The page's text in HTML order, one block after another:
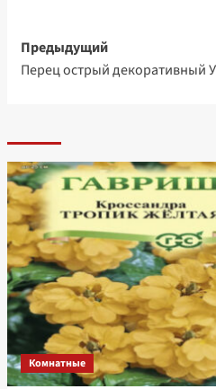
Навигация
записи
Предыдущий
Перец острый декоративный
Комнатные